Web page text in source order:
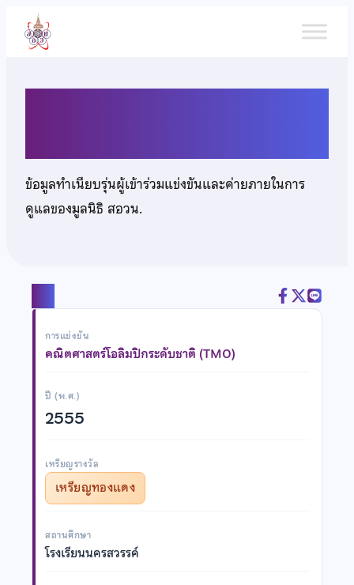
เนื้อหา
ข้อมูลทำเนียบรุ่นผู้เข้าร่วมแข่งขันและค่ายภายในการ
ดูแลของมูลนิธิ สอวน.
การแข่งขัน
คณิตศาสตร์โอลิมปิกระดับชาติ (TMO)
ปี (พ.ศ.)
2555
เหรียญรางวัล
เหรียญทองแดง
สถานศึกษา
โรงเรียนนครสวรรค์